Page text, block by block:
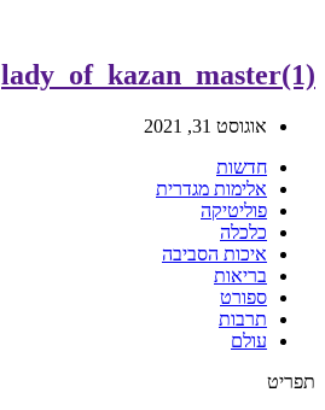
lady_of_kazan_master(1)
אוגוסט 31, 2021
חדשות
אלימות מגדרית
פוליטיקה
כלכלה
איכות הסביבה
בריאות
ספורט
תרבות
עולם
תפריט